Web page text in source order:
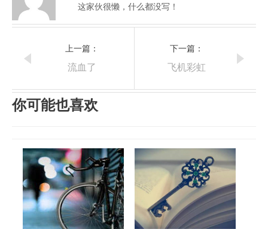
这家伙很懒，什么都没写！
上一篇：
流血了
下一篇：
飞机彩虹
你可能也喜欢